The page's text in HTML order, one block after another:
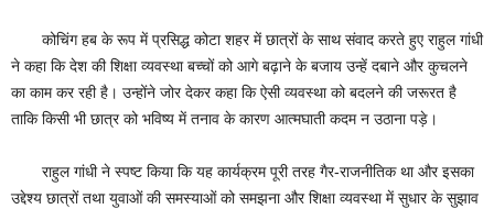
कोचिंग हब के रूप में प्रसिद्ध कोटा शहर में छात्रों के साथ संवाद करते हुए राहुल गांधी
ने कहा कि देश की शिक्षा व्यवस्था बच्चों को आगे बढ़ाने के बजाय उन्हें दबाने और कुचलने
का काम कर रही है। उन्होंने जोर देकर कहा कि ऐसी व्यवस्था को बदलने की जरूरत है
ताकि किसी भी छात्र को भविष्य में तनाव के कारण आत्मघाती कदम न उठाना पड़े।
राहुल गांधी ने स्पष्ट किया कि यह कार्यक्रम पूरी तरह गैर-राजनीतिक था और इसका
उद्देश्य छात्रों तथा युवाओं की समस्याओं को समझना और शिक्षा व्यवस्था में सुधार के सुझाव